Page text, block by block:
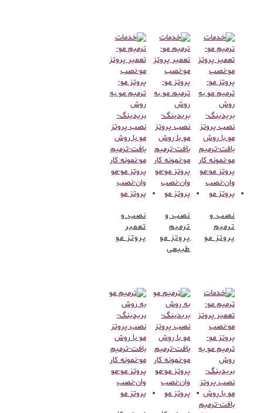
نصب و
ترمیم
پروتز مو
نصب و
ترمیم
پروتز مو
طبیعی
نصب و
تعمیر
پروتز مو